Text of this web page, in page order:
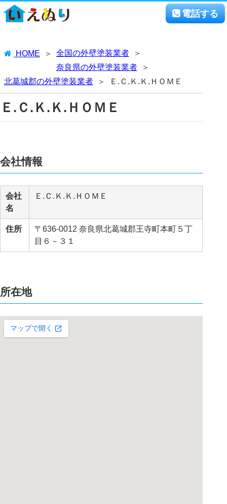
電話する
HOME
全国の外壁塗装業者
奈良県の外壁塗装業者
北葛城郡の外壁塗装業者
Ｅ.Ｃ.Ｋ.Ｋ.ＨＯＭＥ
Ｅ.Ｃ.Ｋ.Ｋ.ＨＯＭＥ
会社情報
会社
名
Ｅ.Ｃ.Ｋ.Ｋ.ＨＯＭＥ
住所
〒636-0012 奈良県北葛城郡王寺町本町５丁
目６－３１
所在地